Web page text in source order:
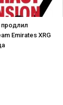
Emirates XRG